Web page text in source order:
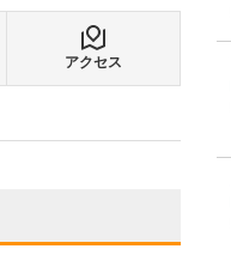
アクセス